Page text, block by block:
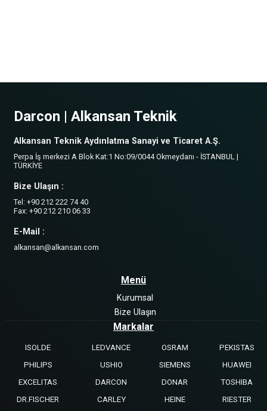
Darcon | Alkansan Teknik
Alkansan Teknik Aydınlatma Sanayi ve Ticaret A.Ş.
Perpa İş merkezi A Blok Kat:1 No:09/0044 Okmeydanı - İSTANBUL |
TÜRKİYE
Bize Ulaşın :
Tel: +90 212 222 74 40
Fax: +90 212 210 06 33
E-Mail :
alkansan@alkansan.com
Menü
Kurumsal
Bize Ulaşın
Markalar
ISOLDE LEDVANCE OSRAM
PEKISTAS
PHILIPS
USHIO SIEMENS
HUAWEI
EXCELITAS
DARCON DONAR
TOSHIBA
DR.FISCHER
CARLEY HEINE RIESTER